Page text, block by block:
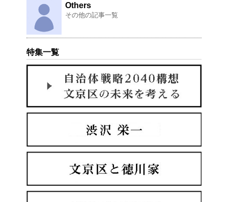
Others
その他の記事一覧
特集一覧